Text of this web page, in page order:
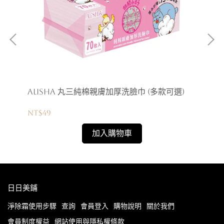
AliSHA 丸三純棉親膚加厚洗臉巾 (多款可選)
NT$49
加入購物車
日日美鋪
淨除霜使用步驟 查詢 會員登入 購物說明
關於我們
會員制度權益
網站使用與隱私權條款